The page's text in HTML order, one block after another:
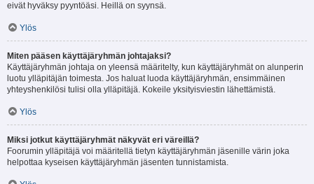
eivät hyväksy pyyntöäsi. Heillä on syynsä.
Ylös
Miten pääsen käyttäjäryhmän johtajaksi?
Käyttäjäryhmän johtaja on yleensä määritelty, kun käyttäjäryhmät on alunperin
luotu ylläpitäjän toimesta. Jos haluat luoda käyttäjäryhmän, ensimmäinen
yhteyshenkilösi tulisi olla ylläpitäjä. Kokeile yksityisviestin lähettämistä.
Ylös
Miksi jotkut käyttäjäryhmät näkyvät eri väreillä?
Foorumin ylläpitäjä voi määritellä tietyn käyttäjäryhmän jäsenille värin joka
helpottaa kyseisen käyttäjäryhmän jäsenten tunnistamista.